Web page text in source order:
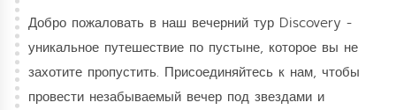
Добро пожаловать в наш вечерний тур Discovery -
уникальное путешествие по пустыне, которое вы не
захотите пропустить. Присоединяйтесь к нам, чтобы
провести незабываемый вечер под звездами и